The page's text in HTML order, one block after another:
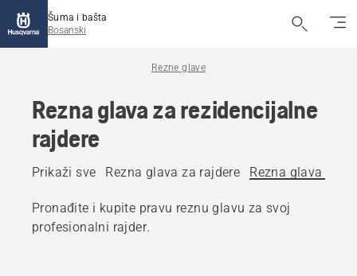
Šuma i bašta
Bosanski
Rezne glave
Rezna glava za rezidencijalne
rajdere
Prikaži sve Rezna glava za rajdere Rezna glava za
Pronađite i kupite pravu reznu glavu za svoj
profesionalni rajder.